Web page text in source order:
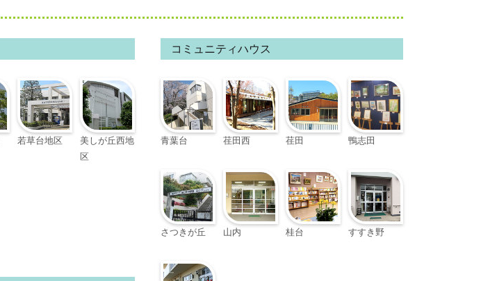
事:
若草台地区
美しが丘西地
区
コミュニティハウス
青葉台 荏田西 荏田 鴨志田
さつきが丘 山内 桂台 すすき野